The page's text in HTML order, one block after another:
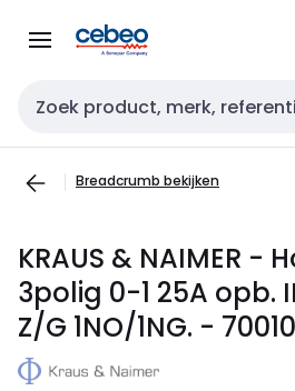
naar
naar
Zoekveld invoer
Breadcrumb bekijken
KRAUS & NAIMER -
3polig 0-1 25A opb.
Z/G 1NO/1NG. -